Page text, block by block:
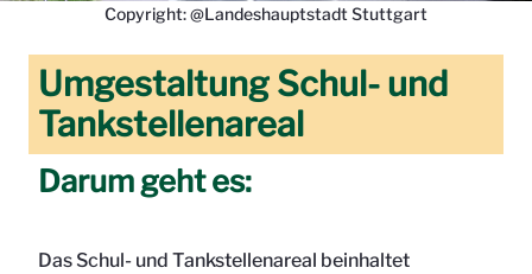
Copyright: @Landeshauptstadt Stuttgart
Umgestaltung Schul- und
Tankstellenareal
Darum geht es:
Das Schul- und Tankstellenareal beinhaltet